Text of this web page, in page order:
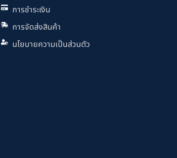
การชำระเงิน
การจัดส่งสินค้า
นโยบายความเป็นส่วนตัว